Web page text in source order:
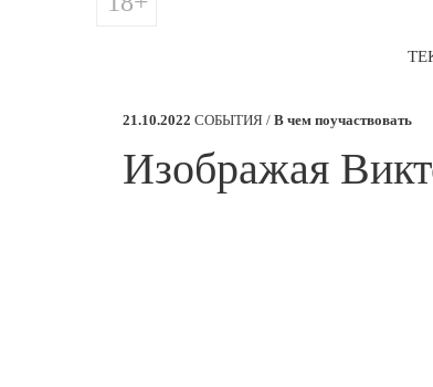
21.10.2022 СОБЫТИЯ / В чем поучаствовать
​Изображая